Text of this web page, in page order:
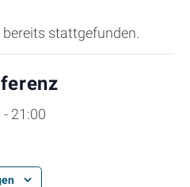
stattgefunden.
- 21:00